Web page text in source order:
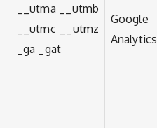
__utma __utmb
__utmc __utmz
_ga _gat
Google
Analytics